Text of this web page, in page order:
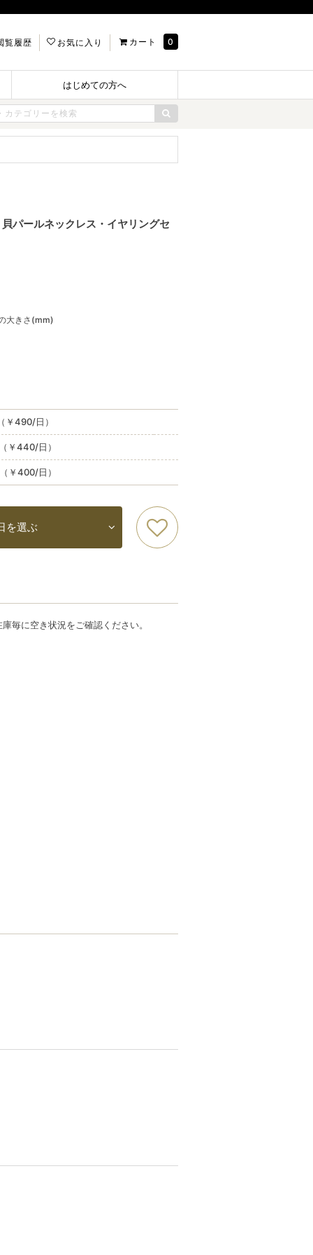
覧履歴 お気に入り カート 0
はじめての方へ
パールネックレス・イヤリングセ
大きさ(mm)
￥490/日）
￥440/日）
￥400/日）
を選ぶ
毎に空き状況をご確認ください。